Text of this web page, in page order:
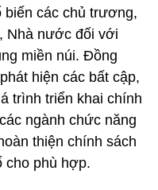
biến các chủ trương,
Nhà nước đối với
miền núi. Đồng
hiện các bất cập,
trình triển khai chính
ngành chức năng
thiện chính sách
cho phù hợp.